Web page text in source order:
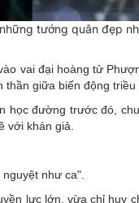
tướng quân đẹp
vai đại hoàng tử
giữa biến động triều
học đường trước đó,
với khán giả.
như ca".
lực lớn, vừa chỉ huy